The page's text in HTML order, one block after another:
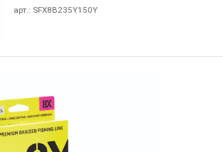
арт.: SFX8B235Y150Y